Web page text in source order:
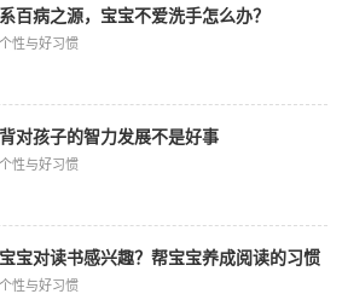
百病之源，宝宝不爱洗手怎么办？
性与好习惯
对孩子的智力发展不是好事
性与好习惯
宝对读书感兴趣？帮宝宝养成阅读的习惯
性与好习惯